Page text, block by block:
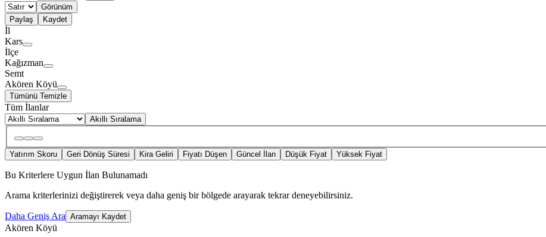
Görünüm
Paylaş
Kaydet
İl
Kars
İlçe
Kağızman
Semt
Akören Köyü
Tümünü Temizle
Tüm İlanlar
Akıllı Sıralama
Yatırım Skoru Geri Dönüş Süresi Kira Geliri Fiyatı Düşen Güncel İlan Düşük Fiyat Yüksek Fiyat
Bu Kriterlere Uygun İlan Bulunamadı
Arama kriterlerinizi değiştirerek veya daha geniş bir bölgede arayarak tekrar deneyebilirsiniz.
Daha Geniş Ara Aramayı Kaydet
Akören Köyü